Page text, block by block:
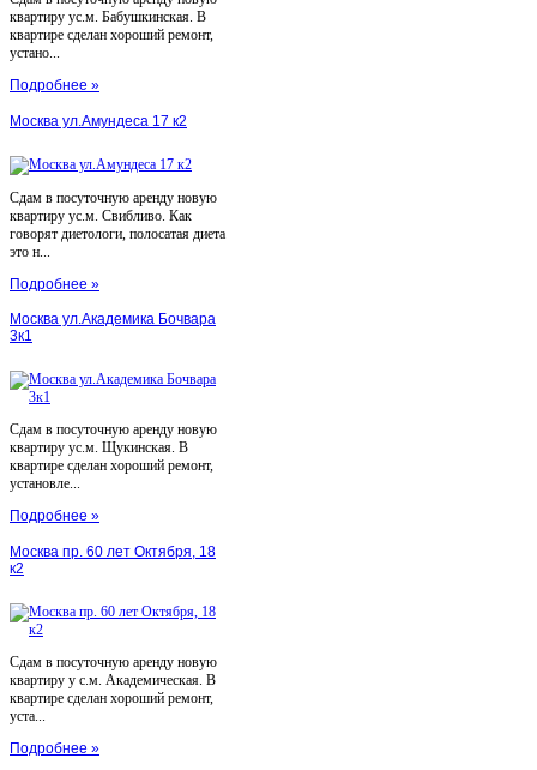
квартиру ус.м. Бабушкинская. В
квартире сделан хороший ремонт,
устано...
Подробнее »
Москва ул.Амундеса 17 к2
Сдам в посуточную аренду новую
квартиру ус.м. Свибливо. Как
говорят диетологи, полосатая диета
это н...
Подробнее »
Москва ул.Академика Бочвара
3к1
Сдам в посуточную аренду новую
квартиру ус.м. Щукинская. В
квартире сделан хороший ремонт,
установле...
Подробнее »
Москва пр. 60 лет Октября, 18
к2
Сдам в посуточную аренду новую
квартиру у с.м. Академическая. В
квартире сделан хороший ремонт,
уста...
Подробнее »